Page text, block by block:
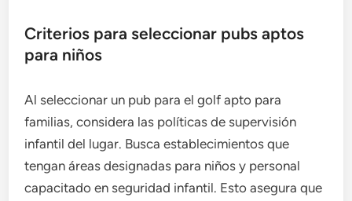
Criterios para seleccionar pubs aptos
para niños
Al seleccionar un pub para el golf apto para
familias, considera las políticas de supervisión
infantil del lugar. Busca establecimientos que
tengan áreas designadas para niños y personal
capacitado en seguridad infantil. Esto asegura que